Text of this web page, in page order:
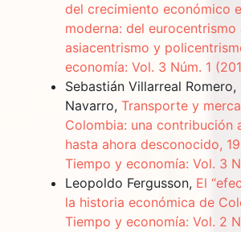
del crecimiento económico
moderna: del eurocentrismo
asiacentrismo y
economía: Vol. 3 Núm. 1
Sebastián Villarreal
Navarro,Transporte y
Colombia: una contribución
hasta ahora desconocido,
Tiempo y economía: Vol. 3
Leopoldo Fergusson, El
la historia económica de
Tiempo y economía: Vol. 2